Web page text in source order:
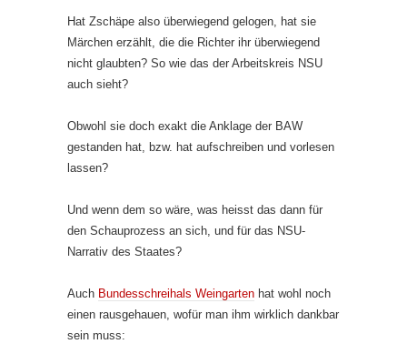
Hat Zschäpe also überwiegend gelogen, hat sie
Märchen erzählt, die die Richter ihr überwiegend
nicht glaubten? So wie das der Arbeitskreis NSU
auch sieht?
Obwohl sie doch exakt die Anklage der BAW
gestanden hat, bzw. hat aufschreiben und vorlesen
lassen?
Und wenn dem so wäre, was heisst das dann für
den Schauprozess an sich, und für das NSU-
Narrativ des Staates?
Auch Bundesschreihals Weingarten hat wohl noch
einen rausgehauen, wofür man ihm wirklich dankbar
sein muss: